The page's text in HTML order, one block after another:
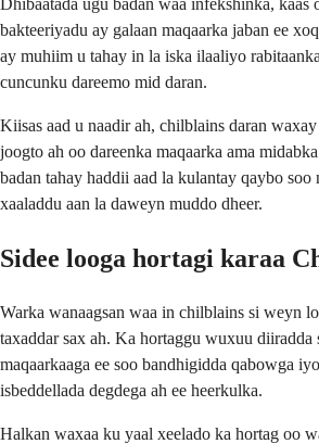
Dhibaatada ugu badan waa infekshinka, kaas
bakteeriyadu ay galaan maqaarka jaban ee
ay muhiim u tahay in la iska ilaaliyo
cuncunku dareemo mid daran.
Kiisas aad u naadir ah, chilblains daran
joogto ah oo dareenka maqaarka ama
badan tahay haddii aad la kulantay qaybo soo
xaaladdu aan la daweyn muddo dheer.
Sidee looga hortagi karaa
Warka wanaagsan waa in chilblains si weyn
taxaddar sax ah. Ka hortaggu wuxuu diiradda
maqaarkaaga ee soo bandhigidda qabowga
isbeddellada degdega ah ee heerkulka.
Halkan waxaa ku yaal xeelado ka hortag oo